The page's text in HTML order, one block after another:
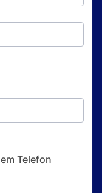
Telefon